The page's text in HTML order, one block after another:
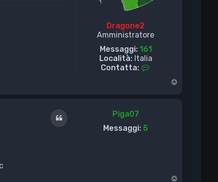
Dragone2
Amministratore
Messaggi: 161
Località:Italia
Contatta:
t
o
p
Piga07
Messaggi: 5
Cita